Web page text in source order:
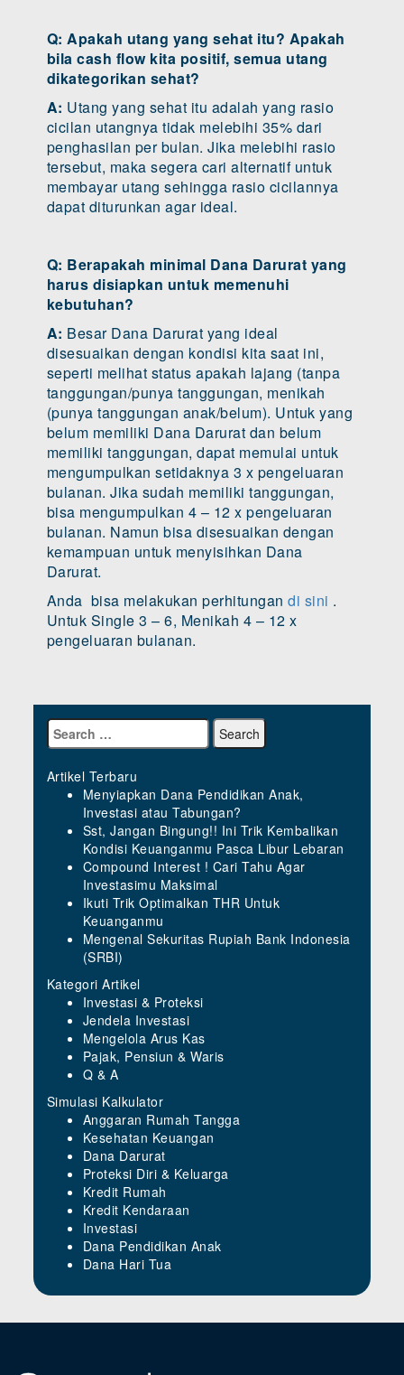
Q: Apakah utang yang sehat itu? Apakah
bila cash flow kita positif, semua utang
dikategorikan sehat?
A: Utang yang sehat itu adalah yang rasio
cicilan utangnya tidak melebihi 35% dari
penghasilan per bulan. Jika melebihi rasio
tersebut, maka segera cari alternatif untuk
membayar utang sehingga rasio cicilannya
dapat diturunkan agar ideal.
Q: Berapakah minimal Dana Darurat yang
harus disiapkan untuk memenuhi
kebutuhan?
A: Besar Dana Darurat yang ideal
disesuaikan dengan kondisi kita saat ini,
seperti melihat status apakah lajang (tanpa
tanggungan/punya tanggungan, menikah
(punya tanggungan anak/belum). Untuk yang
belum memiliki Dana Darurat dan belum
memiliki tanggungan, dapat memulai untuk
mengumpulkan setidaknya 3 x pengeluaran
bulanan. Jika sudah memiliki tanggungan,
bisa mengumpulkan 4 – 12 x pengeluaran
bulanan. Namun bisa disesuaikan dengan
kemampuan untuk menyisihkan Dana
Darurat.
Anda bisa melakukan perhitungandi sini .
Untuk Single 3 – 6, Menikah 4 – 12 x
pengeluaran bulanan.
Artikel Terbaru
Menyiapkan Dana Pendidikan Anak,
Investasi atau Tabungan?
Sst, Jangan Bingung!! Ini Trik Kembalikan
Kondisi Keuanganmu Pasca Libur Lebaran
Compound Interest ! Cari Tahu Agar
Investasimu Maksimal
Ikuti Trik Optimalkan THR Untuk
Keuanganmu
Mengenal Sekuritas Rupiah Bank Indonesia
(SRBI)
Kategori Artikel
Investasi & Proteksi
Jendela Investasi
Mengelola Arus Kas
Pajak, Pensiun & Waris
Q & A
Simulasi Kalkulator
Anggaran Rumah Tangga
Kesehatan Keuangan
Dana Darurat
Proteksi Diri & Keluarga
Kredit Rumah
Kredit Kendaraan
Investasi
Dana Pendidikan Anak
Dana Hari Tua